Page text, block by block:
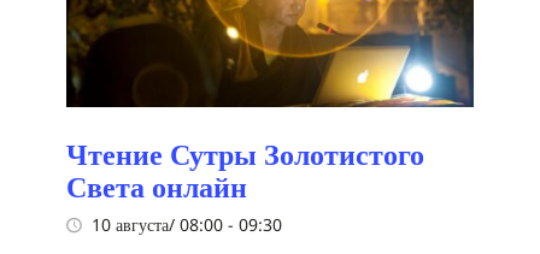
Чтение Сутры Золотистого
Света онлайн
10 августа/ 08:00 - 09:30